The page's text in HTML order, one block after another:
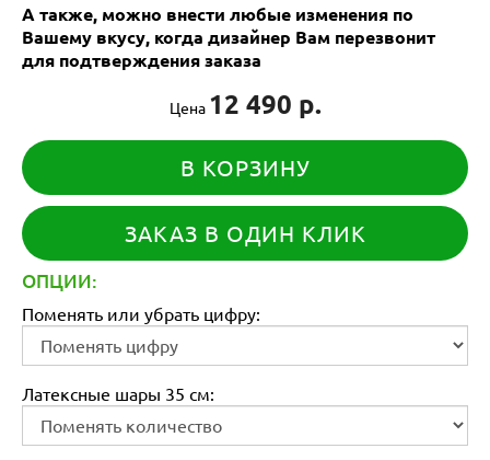
А также, можно внести любые изменения по
Вашему вкусу, когда дизайнер Вам перезвонит
для подтверждения заказа
Цена 12 490 р.
В КОРЗИНУ
ЗАКАЗ В ОДИН КЛИК
ОПЦИИ:
Поменять или убрать цифру:
Латексные шары 35 см: